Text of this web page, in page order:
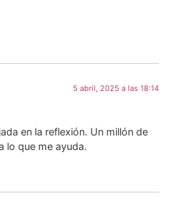
5 abril, 2025 a las 18:14
en la reflexión. Un millón de
lo que me ayuda.